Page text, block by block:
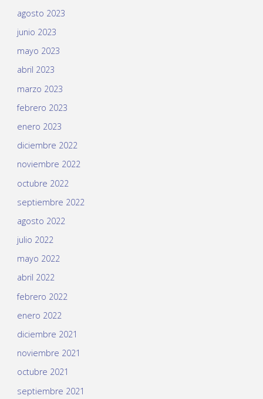
agosto 2023
junio 2023
mayo 2023
abril 2023
marzo 2023
febrero 2023
enero 2023
diciembre 2022
noviembre 2022
octubre 2022
septiembre 2022
agosto 2022
julio 2022
mayo 2022
abril 2022
febrero 2022
enero 2022
diciembre 2021
noviembre 2021
octubre 2021
septiembre 2021